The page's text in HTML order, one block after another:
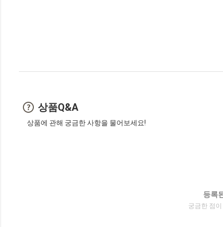
상품Q&A
상품에 관해 궁금한 사항을 물어보세요!
등록
궁금한 점